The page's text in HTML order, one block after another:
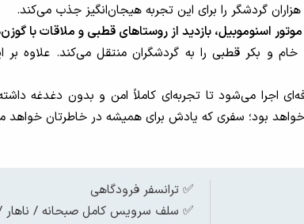
گردشگر را برای این تجربه هیجان‌انگیز جذب می‌کند.
اسنوموبیل، بازدید از روستاهای قطبی و ملاقات با
قطبی را به گردشگران منتقل می‌کند. علاوه بر
می‌شود تا تجربه‌ای کاملاً امن و بدون دغدغه
بود؛ سفری که یادش برای همیشه در خاطرتان خواهد
✅ ترانسفر فرودگاهی
✅ سلف سرویس کامل صبحانه / ناهار